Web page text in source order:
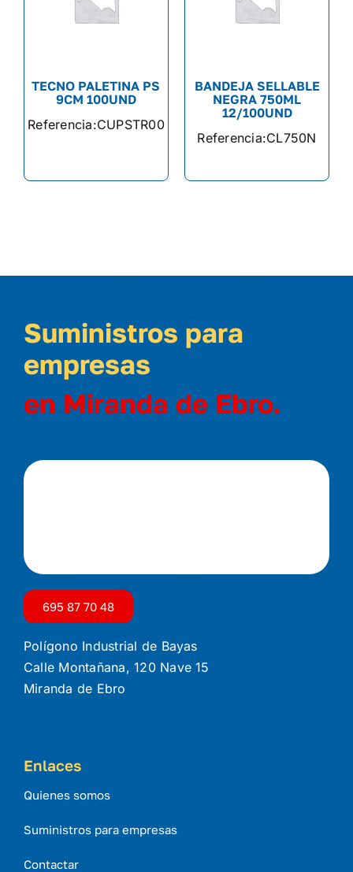
TECNO PALETINA PS
9CM 100UND
Referencia:CUPSTR00
BANDEJA SELLABLE
NEGRA 750ML
12/100UND
Referencia:CL750N
Suministros para
empresas
en Miranda de Ebro.
695 87 70 48
Polígono Industrial de Bayas
Calle Montañana, 120 Nave 15
Miranda de Ebro
Enlaces
Quienes somos
Suministros para empresas
Contactar